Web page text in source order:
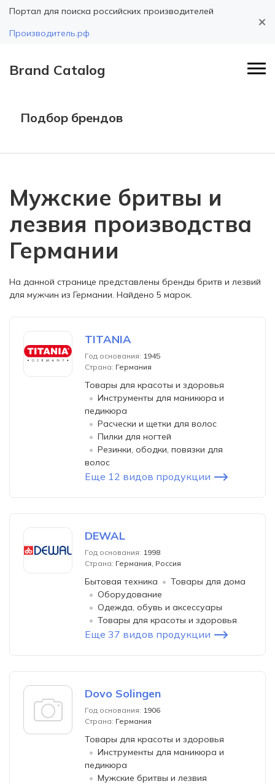
Портал для поиска российских производителей
Производитель.рф
Brand Catalog
Подбор брендов
Мужские бритвы и
лезвия производства
Германии
На данной странице представлены бренды бритв и лезвий
для мужчин из Германии. Найдено 5 марок.
TITANIA
Год основания: 1945
Страна: Германия
Товары для красоты и здоровья
Инструменты для маникюра и
педикюра
Расчески и щетки для волос
Пилки для ногтей
Резинки, ободки, повязки для
волос
Еще 12 видов продукции
DEWAL
Год основания: 1998
Страна: Германия, Россия
Бытовая техника
Товары для дома
Оборудование
Одежда, обувь и аксессуары
Товары для красоты и здоровья
Еще 37 видов продукции
Dovo Solingen
Год основания: 1906
Страна: Германия
Товары для красоты и здоровья
Инструменты для маникюра и
педикюра
Мужские бритвы и лезвия